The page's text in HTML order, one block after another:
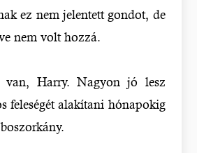
ez nem jelentett gondot, de
nem volt hozzá.
van, Harry. Nagyon jó lesz
feleségét alakítani hónapokig